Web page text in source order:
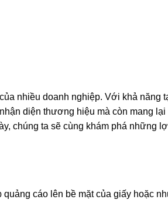
nhiều doanh nghiệp. Với khả năng
diện thương hiệu mà còn mang lại
chúng ta sẽ cùng khám phá những
cáo lên bề mặt của giấy hoặc